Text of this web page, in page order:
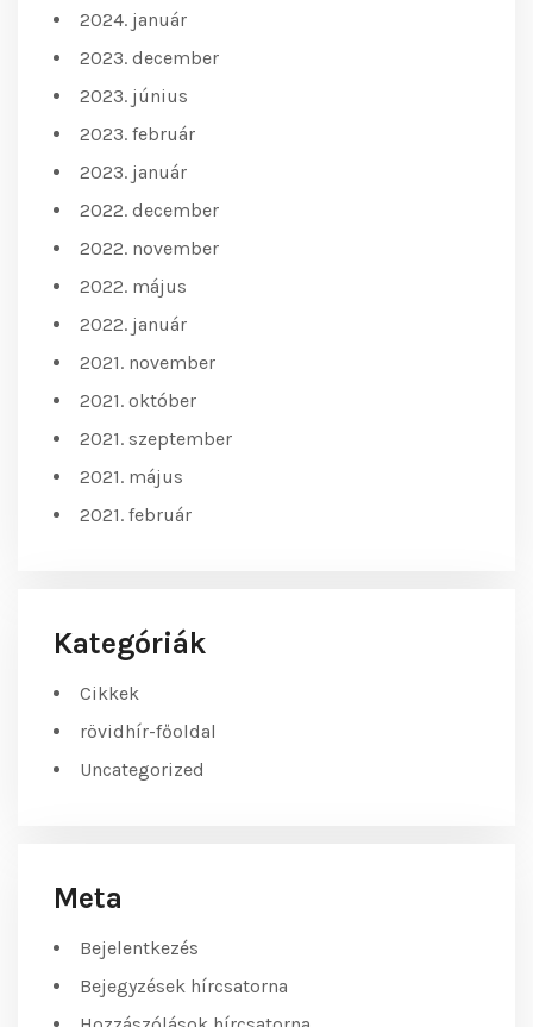
2024. január
2023. december
2023. június
2023. február
2023. január
2022. december
2022. november
2022. május
2022. január
2021. november
2021. október
2021. szeptember
2021. május
2021. február
Kategóriák
Cikkek
rövidhír-főoldal
Uncategorized
Meta
Bejelentkezés
Bejegyzések hírcsatorna